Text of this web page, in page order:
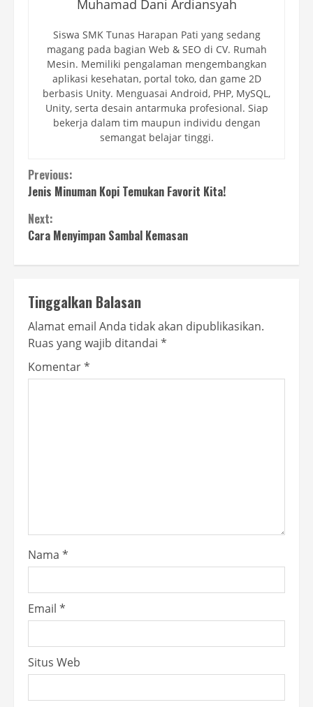
Muhamad Dani Ardiansyah
Siswa SMK Tunas Harapan Pati yang sedang
magang pada bagian Web & SEO di CV. Rumah
Mesin. Memiliki pengalaman mengembangkan
aplikasi kesehatan, portal toko, dan game 2D
berbasis Unity. Menguasai Android, PHP, MySQL,
Unity, serta desain antarmuka profesional. Siap
bekerja dalam tim maupun individu dengan
semangat belajar tinggi.
Continue
Reading
Previous:
Jenis Minuman Kopi Temukan Favorit Kita!
Next:
Cara Menyimpan Sambal Kemasan
Tinggalkan Balasan
Alamat email Anda tidak akan dipublikasikan.
Ruas yang wajib ditandai *
Komentar*
Nama *
Email *
Situs Web